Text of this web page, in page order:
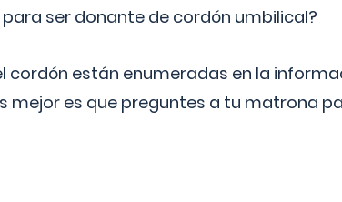
ser donante de cordón umbilical?
cordón están enumeradas en la
mejor es que preguntes a tu matrona